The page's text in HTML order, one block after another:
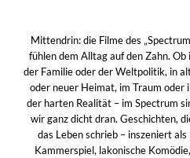
Mittendrin: die Filme des
fühlen dem Alltag auf den Zahn. Ob
der Familie oder der Weltpolitik, in
oder neuer Heimat, im Traum oder
der harten Realität – im Spectrum
wir ganz dicht dran. Geschichten,
das Leben schrieb – inszeniert als
Kammerspiel, lakonische Komödie,